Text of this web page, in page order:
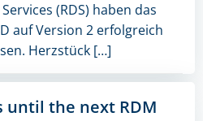
(RDS) haben das
auf Version 2 erfolgreich
Herzstück […]
until the next RDM